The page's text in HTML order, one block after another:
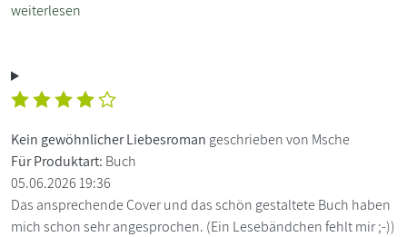
weiterlesen
Kein gewöhnlicher Liebesroman geschrieben von Msche
Für Produktart: Buch
05.06.2026 19:36
Das ansprechende Cover und das schön gestaltete Buch haben
mich schon sehr angesprochen. (Ein Lesebändchen fehlt mir ;-))